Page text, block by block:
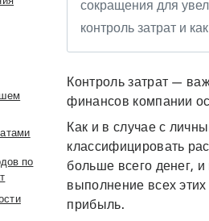
по
сокращения для
контроль затрат и
Контроль затрат —
финансов компании
Как и в случае с
классифицировать
больше всего денег,
выполнение всех
прибыль.